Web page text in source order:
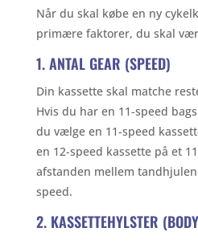
Når du skal købe en ny
primære faktorer, du skal
1. ANTAL GEAR (SPEED)
Din kassette skal matche
Hvis du har en 11-speed
du vælge en 11-speed
en 12-speed kassette på et
afstanden mellem
speed.
2. KASSETTEHYLSTER